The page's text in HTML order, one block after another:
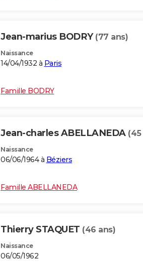
Jean-marius BODRY (77 ans)
Naissance
14/04/1932 à Paris
Famille BODRY
Jean-charles ABELLANEDA (45
Naissance
06/06/1964 à Béziers
Famille ABELLANEDA
Thierry STAQUET (46 ans)
Naissance
06/05/1962